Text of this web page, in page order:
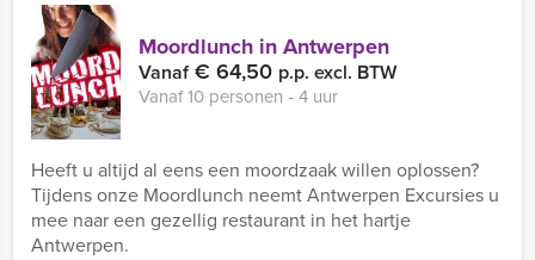
Moordlunch in Antwerpen
Vanaf€ 64,50 p.p. excl. BTW
Vanaf 10 personen ‐ 4 uur
Heeft u altijd al eens een moordzaak willen oplossen?
Tijdens onze Moordlunch neemt Antwerpen Excursies u
mee naar een gezellig restaurant in het hartje
Antwerpen.